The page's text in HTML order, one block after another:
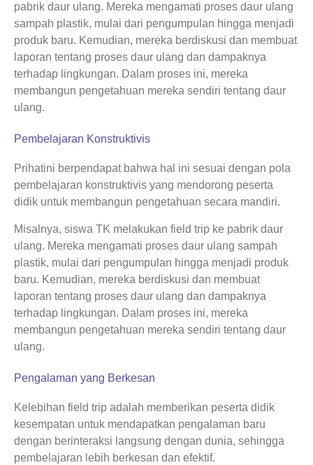
pabrik daur ulang. Mereka mengamati proses daur ulang
sampah plastik, mulai dari pengumpulan hingga menjadi
produk baru. Kemudian, mereka berdiskusi dan membuat
laporan tentang proses daur ulang dan dampaknya
terhadap lingkungan. Dalam proses ini, mereka
membangun pengetahuan mereka sendiri tentang daur
ulang.
Pembelajaran Konstruktivis
Prihatini berpendapat bahwa hal ini sesuai dengan pola
pembelajaran konstruktivis yang mendorong peserta
didik untuk membangun pengetahuan secara mandiri.
Misalnya, siswa TK melakukan field trip ke pabrik daur
ulang. Mereka mengamati proses daur ulang sampah
plastik, mulai dari pengumpulan hingga menjadi produk
baru. Kemudian, mereka berdiskusi dan membuat
laporan tentang proses daur ulang dan dampaknya
terhadap lingkungan. Dalam proses ini, mereka
membangun pengetahuan mereka sendiri tentang daur
ulang.
Pengalaman yang Berkesan
Kelebihan field trip adalah memberikan peserta didik
kesempatan untuk mendapatkan pengalaman baru
dengan berinteraksi langsung dengan dunia, sehingga
pembelajaran lebih berkesan dan efektif.